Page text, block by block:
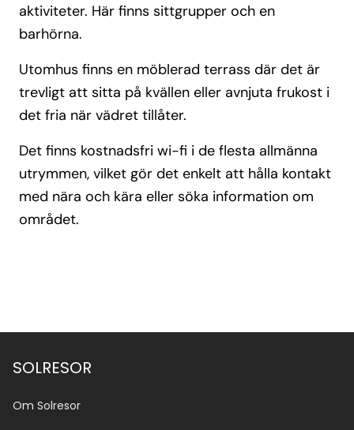
aktiviteter. Här finns sittgrupper och en
barhörna.
Utomhus finns en möblerad terrass där det är
trevligt att sitta på kvällen eller avnjuta frukost i
det fria när vädret tillåter.
Det finns kostnadsfri wi-fi i de flesta allmänna
utrymmen, vilket gör det enkelt att hålla kontakt
med nära och kära eller söka information om
området.
SOLRESOR
Om Solresor